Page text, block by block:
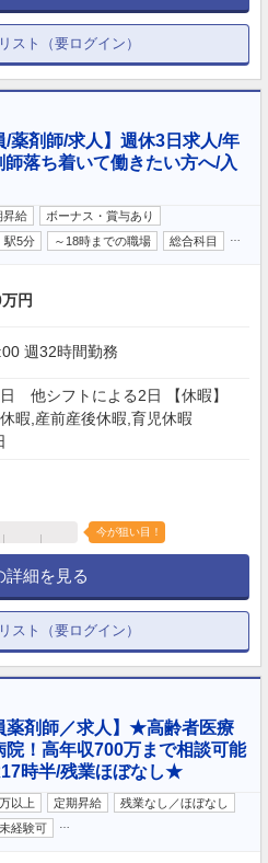
スト（要ログイン）
薬剤師/求人】週休3日求人/年
落ち着いて働きたい方へ/入
昇給
ボーナス・賞与あり
駅5分 ～18時までの職場 総合科目
円
月〜土）8:30〜18:00 週32時間勤務
日 他シフトによる2日 【休暇】
暇,産前産後休暇,育児休暇
今が狙い目！
詳細を見る
スト（要ログイン）
薬剤師／求人】★高齢者医療
！高年収700万まで相談可能
時半/残業ほぼなし★
以上 定期昇給
残業なし／ほぼなし
未経験可